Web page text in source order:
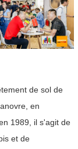
de sol de
en
1989, il s'agit de
et de